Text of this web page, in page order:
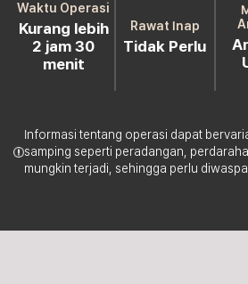
Waktu Operasi
Kurang lebih
2 jam 30
menit
Rawat Inap
Tidak Perlu
Informasi tentang operasi dapat
samping seperti peradangan,
mungkin terjadi, sehingga perlu